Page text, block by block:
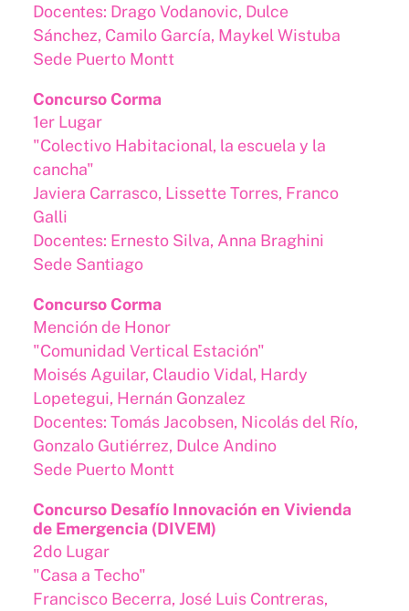
Docentes: Drago Vodanovic, Dulce
Sánchez, Camilo García, Maykel Wistuba
Sede Puerto Montt
Concurso Corma
1er Lugar
"Colectivo Habitacional, la escuela y la
cancha"
Javiera Carrasco, Lissette Torres, Franco
Galli
Docentes: Ernesto Silva, Anna Braghini
Sede Santiago
Concurso Corma
Mención de Honor
"Comunidad Vertical Estación"
Moisés Aguilar, Claudio Vidal, Hardy
Lopetegui, Hernán Gonzalez
Docentes: Tomás Jacobsen, Nicolás del Río,
Gonzalo Gutiérrez, Dulce Andino
Sede Puerto Montt
Concurso Desafío Innovación en Vivienda
de Emergencia (DIVEM)
2do Lugar
"Casa a Techo"
Francisco Becerra, José Luis Contreras,